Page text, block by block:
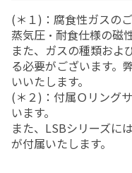
(＊１)：腐食性ガスの
蒸気圧・耐食仕様の磁
また、ガスの種類およ
る必要がございます。
いいたします。
(＊２)：付属Ｏリング
います。
また、LSBシリーズに
が付属いたします。